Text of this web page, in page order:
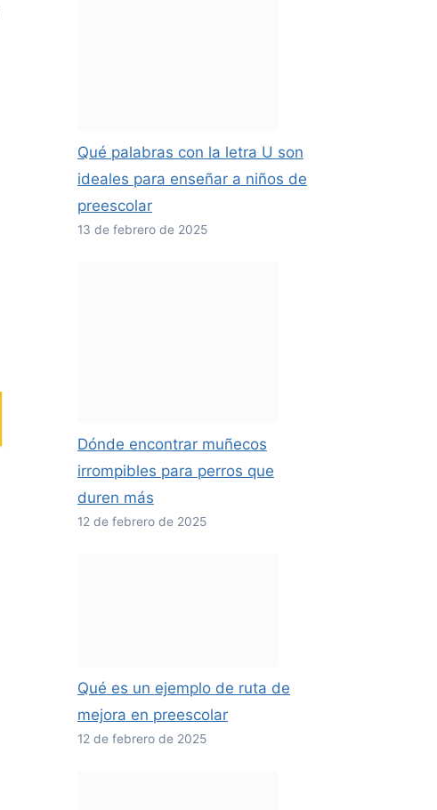
Qué palabras con la letra U son
ideales para enseñar a niños de
preescolar
13 de febrero de 2025
Dónde encontrar muñecos
irrompibles para perros que
duren más
12 de febrero de 2025
Qué es un ejemplo de ruta de
mejora en preescolar
12 de febrero de 2025